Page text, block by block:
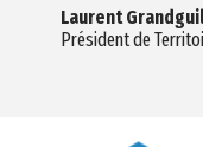
Laurent
Président de